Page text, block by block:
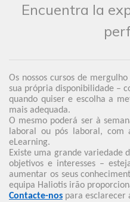
Encuentra la
Os nossos cursos de
sua própria disponibilidade –
quando quiser e escolha a
mais adequada.
O mesmo poderá ser à
laboral ou pós laboral, com
eLearning.
Existe uma grande variedade
objetivos e interesses –
aumentar os seus
equipa Haliotis irão
Contacte-nos para esclarecer